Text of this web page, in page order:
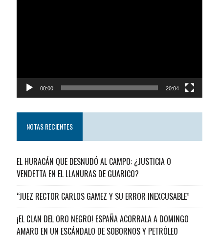
00:00 20:04
NOTAS RECIENTES
EL HURACÁN QUE DESNUDÓ AL CAMPO: ¿JUSTICIA O
VENDETTA EN EL LLANURAS DE GUARICO?
“JUEZ RECTOR CARLOS GAMEZ Y SU ERROR INEXCUSABLE”
¡EL CLAN DEL ORO NEGRO! ESPAÑA ACORRALA A DOMINGO
AMARO EN UN ESCÁNDALO DE SOBORNOS Y PETRÓLEO